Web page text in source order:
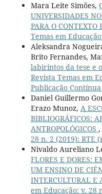
Mara Leite Simões,
UNIVERSIDADES
PARA O CONTEXTO
Temas em
Aleksandra
Brito Fernandes,
labirintos da tese e
Revista Temas em
Publicação
Daniel Guillermo
Erazo Munoz, A
BIBLIOGRÁFICOS:
ANTROPOLÓGICOS ,
28 n. 2 (2019): RTE
Nivaldo Aureliano
FLORES E DORES:
UM ENSINO DE
INTERCULTURAL E
em Educação: v. 28